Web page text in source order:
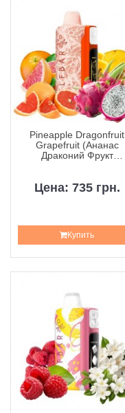
Pineapple Dragonfruit
Grapefruit (Ананас
Драконий Фрукт
Цена: 735 грн.
Купить